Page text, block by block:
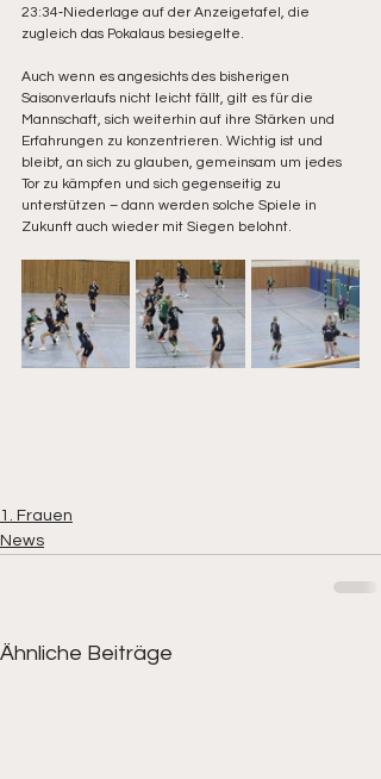
23:34‑Niederlage auf der Anzeigetafel, die
zugleich das Pokalaus besiegelte.
Auch wenn es angesichts des bisherigen
Saisonverlaufs nicht leicht fällt, gilt es für die
Mannschaft, sich weiterhin auf ihre Stärken und
Erfahrungen zu konzentrieren. Wichtig ist und
bleibt, an sich zu glauben, gemeinsam um jedes
Tor zu kämpfen und sich gegenseitig zu
unterstützen – dann werden solche Spiele in
Zukunft auch wieder mit Siegen belohnt.
1. Frauen
News
Ähnliche Beiträge